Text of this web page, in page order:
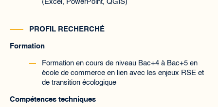
(Excel, PowerPoint, QGIS)
PROFIL RECHERCHÉ
Formation
Formation en cours de niveau Bac+4 à Bac+5 en
école de commerce en lien avec les enjeux RSE et
de transition écologique
Compétences techniques